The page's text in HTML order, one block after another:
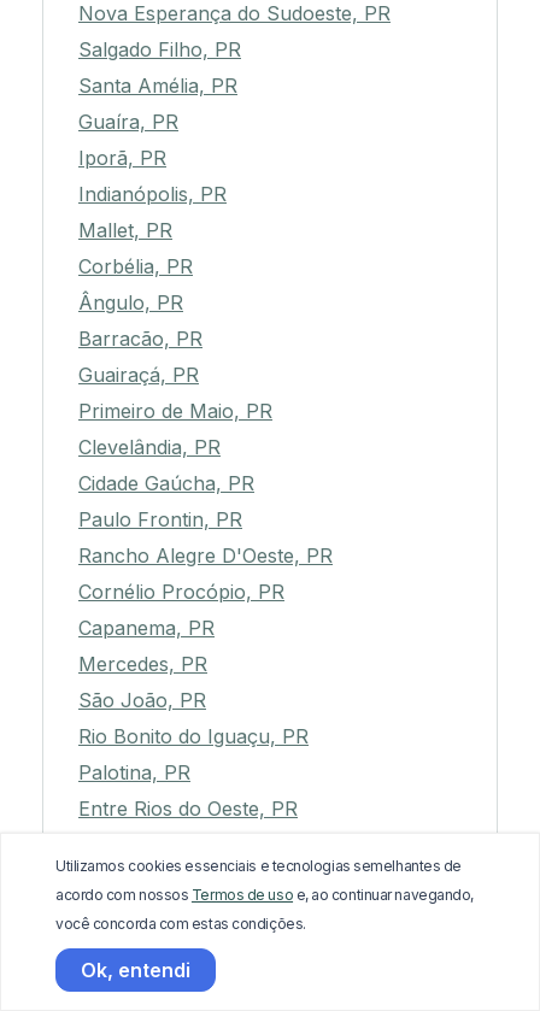
Nova Esperança do Sudoeste, PR
Salgado Filho, PR
Santa Amélia, PR
Guaíra, PR
Iporã, PR
Indianópolis, PR
Mallet, PR
Corbélia, PR
Ângulo, PR
Barracão, PR
Guairaçá, PR
Primeiro de Maio, PR
Clevelândia, PR
Cidade Gaúcha, PR
Paulo Frontin, PR
Rancho Alegre D'Oeste, PR
Cornélio Procópio, PR
Capanema, PR
Mercedes, PR
São João, PR
Rio Bonito do Iguaçu, PR
Palotina, PR
Entre Rios do Oeste, PR
Mariópolis, PR
Ibaiti, PR
Itaipulândia, PR
Utilizamos cookies essenciais e tecnologias semelhantes de
acordo com nossos Termos de uso e, ao continuar navegando,
você concorda com estas condições.
Ok, entendi